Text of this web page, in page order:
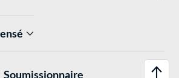
Soumissionnaire